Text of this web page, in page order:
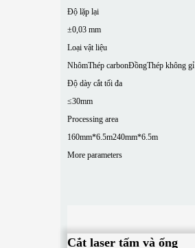
Độ lặp lại
±0,03 mm
Loại vật liệu
NhômThép carbonĐồngThép không gỉ
Độ dày cắt tối đa
≤30mm
Processing area
160mm*6.5m240mm*6.5m
More parameters
Cắt laser tấm và ống